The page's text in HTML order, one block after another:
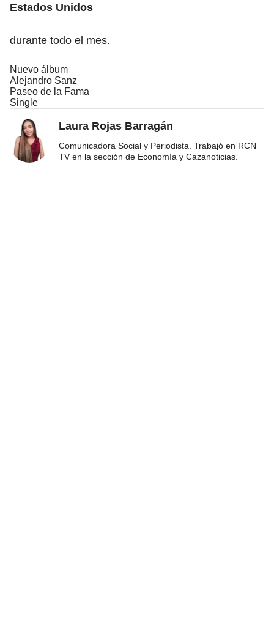
Estados Unidos
durante todo el mes.
Nuevo álbum
Alejandro Sanz
Paseo de la Fama
Single
Laura Rojas Barragán
Comunicadora Social y Periodista. Trabajó en RCN
TV en la sección de Economía y Cazanoticias.